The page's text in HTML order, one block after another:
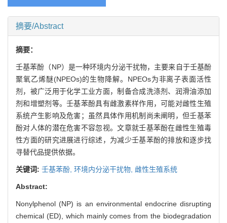
摘要/Abstract
摘要：
壬基苯酚（NP）是一种环境内分泌干扰物，主要来自于壬基酚
聚氧乙烯醚(NPEOs)的生物降解。NPEOs为非离子表面活性
剂，被广泛用于化学工业方面，制备合成洗涤剂、润滑油添加
剂和增塑剂等。壬基苯酚具有雌激素样作用，可能对雌性生殖
系统产生影响及危害；虽然具体作用机制尚未阐明，但壬基苯
酚对人体的潜在危害不容忽视。文章就壬基苯酚在雌性生殖毒
性方面的研究进展进行综述，为减少壬基苯酚的排放和逐步找
寻替代品提供依据。
关键词: 壬基苯酚, 环境内分泌干扰物, 雌性生殖系统
Abstract:
Nonylphenol (NP) is an environmental endocrine disrupting
chemical (ED), which mainly comes from the biodegradation